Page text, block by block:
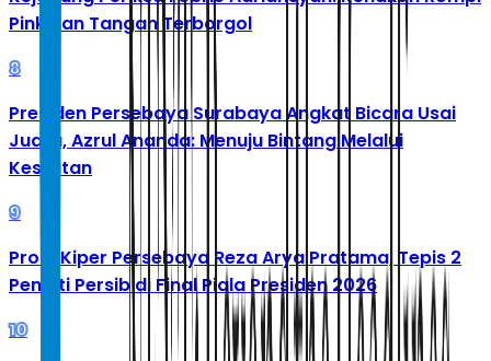
Pink dan Tangan Terborgol
8
Presiden Persebaya Surabaya Angkat Bicara Usai
Juara, Azrul Ananda: Menuju Bintang Melalui
Kesulitan
9
Profil Kiper Persebaya Reza Arya Pratama, Tepis 2
Penalti Persib di Final Piala Presiden 2026
10